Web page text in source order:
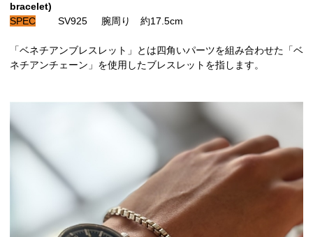
bracelet)
SPEC SV925 腕周り 約17.5cm
「ベネチアンブレスレット」とは四角いパーツを組み合わせた「ベ
ネチアンチェーン」を使用したブレスレットを指します。